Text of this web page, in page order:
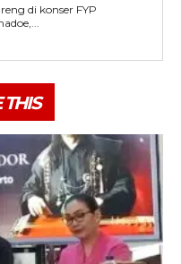
di konser FYP
THIS